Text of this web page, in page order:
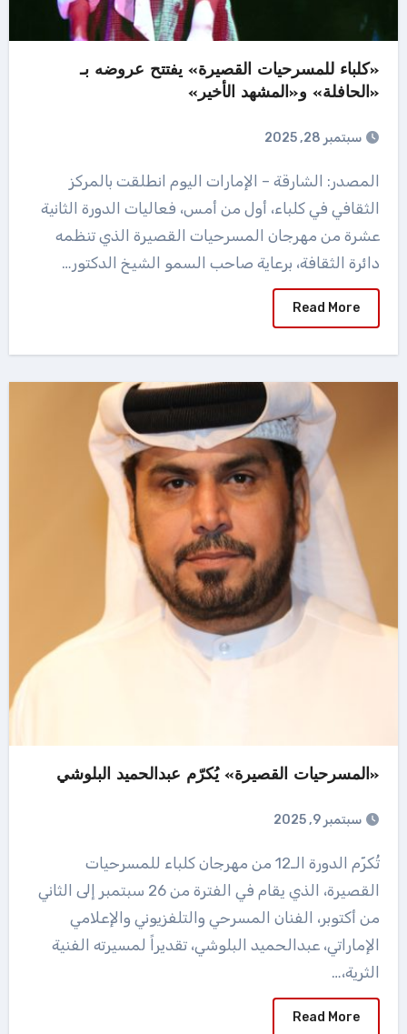
«كلباء للمسرحيات القصيرة» يفتتح عروضه بـ
«الحافلة» و«المشهد الأخير»
سبتمبر 28, 2025
الثقافي في كلباء، أول من أمس، فعاليات الدورة الثانية
عشرة من مهرجان المسرحيات القصيرة الذي تنظمه
دائرة الثقافة، برعاية صاحب السمو الشيخ الدكتور…
Read More
«المسرحيات القصيرة» يُكرّم عبدالحميد البلوشي
سبتمبر 9, 2025
تُكرّم الدورة الـ12 من مهرجان كلباء للمسرحيات
القصيرة، الذي يقام في الفترة من 26 سبتمبر إلى الثاني
من أكتوبر، الفنان المسرحي والتلفزيوني والإعلامي
الإماراتي، عبدالحميد البلوشي، تقديراً لمسيرته الفنية
الثرية،…
Read More